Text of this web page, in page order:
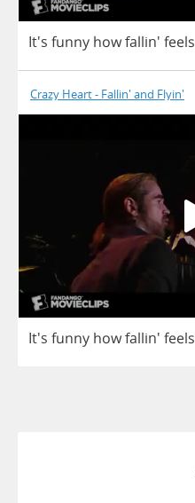
It's funny howfallin' feels
Crazy Heart - Fallin' and Flyin'
It's funny howfallin' feels